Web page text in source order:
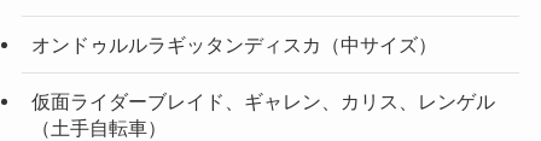
オンドゥルルラギッタンディスカ（中サイズ）
仮面ライダーブレイド、ギャレン、カリス、レンゲル
（土手自転車）